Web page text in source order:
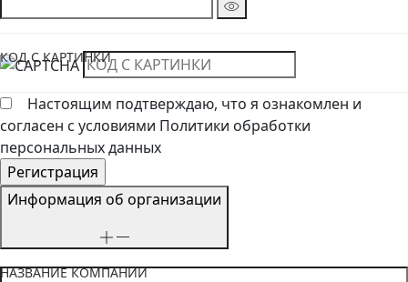
КОД С КАРТИНКИ
Настоящим подтверждаю, что я ознакомлен и
согласен с условиями Политики обработки
персональных данных
Информация об организации
НАЗВАНИЕ КОМПАНИИ